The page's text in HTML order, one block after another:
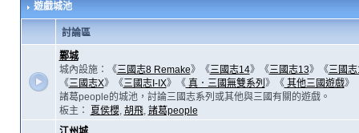
遊戲城池
討論區
鄴城
城內設施：《三國志8 Remake》《三國志14》《三國志13》《三國
《三國志X》《三國志I-IX》《真．三國無雙系列 》《其他三國遊戲》
諸葛people的城池，討論三國志系列或其他與三國有關的遊戲。
板主：
夏侯櫻, 胡飛, 諸葛people